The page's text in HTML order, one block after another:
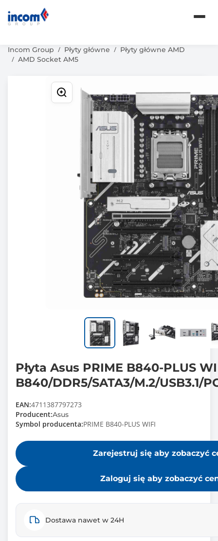
Incom Group Płyty główne
Płyty główne AMD
AMD Socket AM5
Płyta Asus PRIME B840-PLUS
B840/DDR5/SATA3/M.2/USB3.1/
EAN:4711387797273
Producent:Asus
Symbol producenta:PRIME B840-PLUS WIFI
Zarejestruj się aby zobaczyć
Zaloguj się aby zobaczyć
Dostawa nawet w 24H